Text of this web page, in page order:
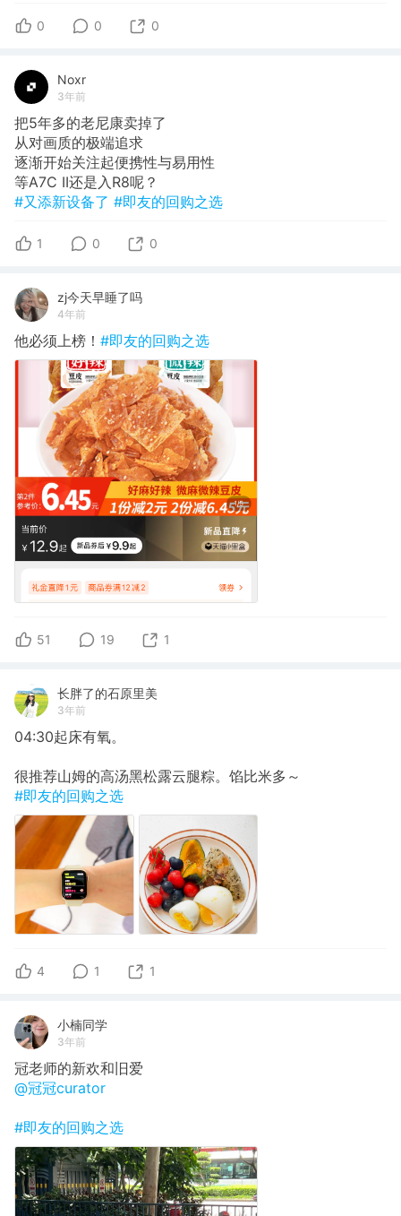
0 0 0
Noxr
3年前
把5年多的老尼康卖掉了
从对画质的极端追求
逐渐开始关注起便携性与易用性
等A7C II还是入R8呢？
#又添新设备了 #即友的回购之选
1 0 0
zj今天早睡了吗
4年前
他必须上榜！ #即友的回购之选
51 19 1
长胖了的石原里美
3年前
04:30起床有氧。
很推荐山姆的高汤黑松露云腿粽。馅比米多～
#即友的回购之选
4 1 1
小楠同学
3年前
冠老师的新欢和旧爱
@冠冠curator
#即友的回购之选